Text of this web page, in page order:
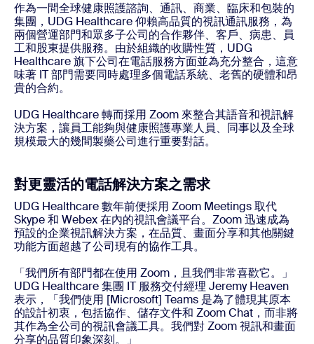
作為一間全球健康照護諮詢、通訊、商業、臨床和包裝的
集團，UDG Healthcare 仰賴高品質的視訊通訊服務，為
兩個營運部門和眾多子公司的合作夥伴、客戶、病患、員
工和股東提供服務。由於組織的收購性質，UDG
Healthcare 旗下公司在電話服務方面並為充分整合，這意
味著 IT 部門需要同時處理多個電話系統、老舊的硬體和昂
貴的合約。
UDG Healthcare 轉而採用 Zoom 來整合其語音和視訊解
決方案，讓員工能夠與健康照護專業人員、同事以及全球
規模最大的幾間製藥公司進行重要對話。
對更靈活的電話解決方案之需求
UDG Healthcare 數年前便採用 Zoom Meetings 取代
Skype 和 Webex 在內的視訊會議平台。Zoom 迅速成為
預設的企業視訊解決方案，在品質、畫面分享和其他關鍵
功能方面超越了公司現有的協作工具。
「我們所有部門都在使用 Zoom，且我們非常喜歡它。」
UDG Healthcare 集團 IT 服務交付經理 Jeremy Heaven
表示，「我們使用 [Microsoft] Teams 是為了體現其原本
的設計初衷，包括協作、儲存文件和 Zoom Chat，而非將
其作為全公司的視訊會議工具。我們對 Zoom 視訊和畫面
分享的品質印象深刻。」